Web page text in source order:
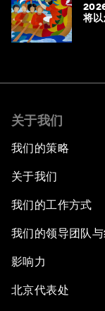
将
关于我们
我们的策略
关于我们
我们的工作方式
我们的领导团队
影响力
北京代表处